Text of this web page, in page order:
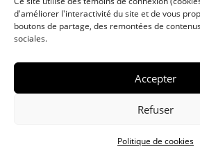
d'améliorer l'interactivité du site et de vous
boutons de partage, des remontées de
sociales.
Accepter
Refuser
Politique de cookies
Mentions légales
Nous